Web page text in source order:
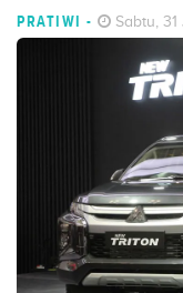
PRATIWI - Sabtu,